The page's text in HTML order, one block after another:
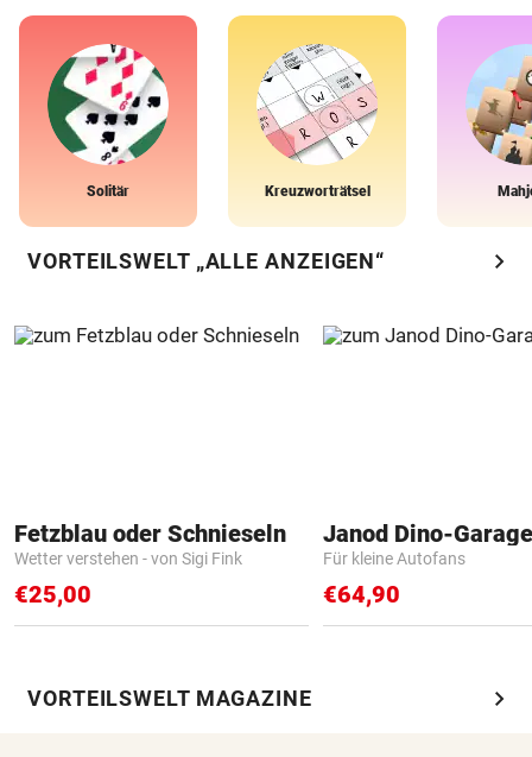
Solitär Kreuzworträtsel
VORTEILSWELT „ALLE ANZEIGEN“ chevron_right
Fetzblau oder Schnieseln
Wetter verstehen - von Sigi Fink
€25,00
Janod Dino-Garage
Für kleine Autofans
€64,90
VORTEILSWELT MAGAZINE chevron_right